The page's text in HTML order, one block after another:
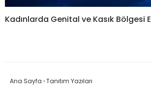
Kadınlarda Genital ve Kasık Bölgesi
Ana Sayfa ›Tanıtım Yazıları